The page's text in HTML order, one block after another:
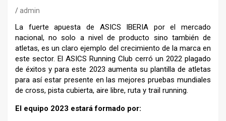
admin
La fuerte apuesta de ASICS IBERIA por el mercado
nacional, no solo a nivel de producto sino también de
atletas, es un claro ejemplo del crecimiento de la marca en
este sector. El ASICS Running Club cerró un 2022 plagado
de éxitosy para este 2023 aumenta su plantilla de atletas
para así estar presente en las mejores pruebas mundiales
de cross, pista cubierta, aire libre, ruta y trail running.
El equipo 2023 estará formado por: